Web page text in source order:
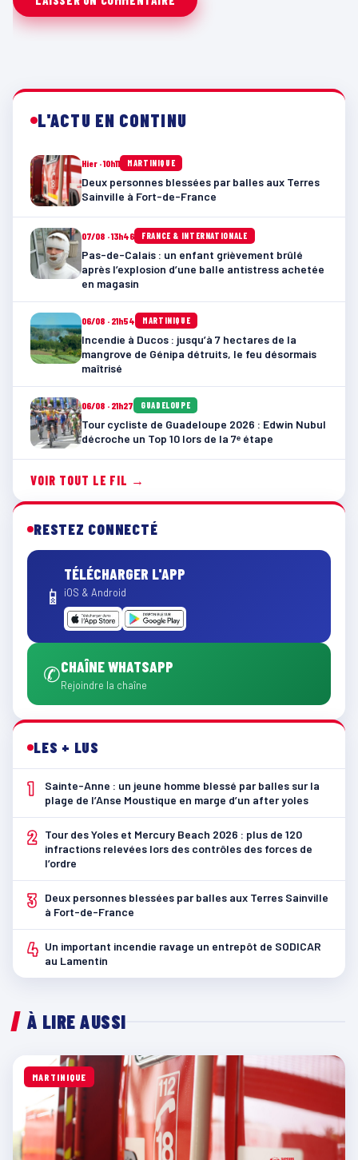
L'ACTU EN CONTINU
Hier · 10h11 MARTINIQUE
Deux personnes blessées par balles aux Terres
Sainville à Fort-de-France
07/08 · 13h46 FRANCE & INTERNATIONALE
Pas-de-Calais : un enfant grièvement brûlé
après l’explosion d’une balle antistress achetée
en magasin
06/08 · 21h54 MARTINIQUE
Incendie à Ducos : jusqu’à 7 hectares de la
mangrove de Génipa détruits, le feu désormais
maîtrisé
06/08 · 21h27 GUADELOUPE
Tour cycliste de Guadeloupe 2026 : Edwin Nubul
décroche un Top 10 lors de la 7ᵉ étape
VOIR TOUT LE FIL →
RESTEZ CONNECTÉ
📱
TÉLÉCHARGER L'APP
iOS & Android
✆CHAÎNE WHATSAPP
Rejoindre la chaîne
LES + LUS
1
Sainte-Anne : un jeune homme blessé par balles sur la
plage de l’Anse Moustique en marge d’un after yoles
2
Tour des Yoles et Mercury Beach 2026 : plus de 120
infractions relevées lors des contrôles des forces de
l’ordre
3
Deux personnes blessées par balles aux Terres Sainville
à Fort-de-France
4 Un important incendie ravage un entrepôt de SODICAR
au Lamentin
À LIRE AUSSI
MARTINIQUE